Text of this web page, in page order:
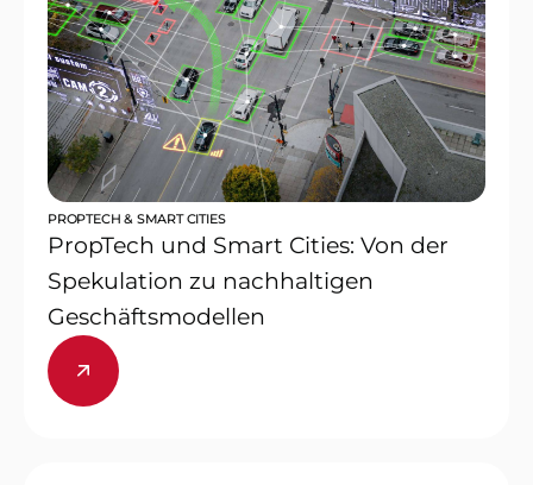
PROPTECH & SMART CITIES
PropTech und Smart Cities: Von der
Spekulation zu nachhaltigen
Geschäftsmodellen